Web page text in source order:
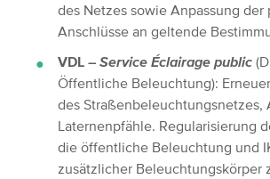
des Netzes sowie Anpassung der
Anschlüsse an geltende
VDL – Service Éclairage public
Öffentliche Beleuchtung):
des Straßenbeleuchtungsnetzes,
Laternenpfähle. Regularisierung
die öffentliche Beleuchtung und
zusätzlicher Beleuchtungskörper